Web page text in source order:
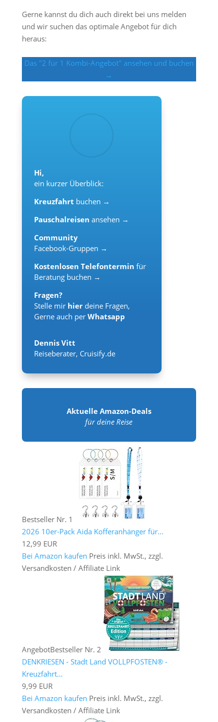
Gerne kannst du dich auch direkt bei uns melden
und wir suchen das optimale Angebot für dich
heraus:
Das "2 für 1 Kombi-Angebot" ansehen und buchen
→
Hi,
ein kurzer Überblick:
Kreuzfahrt buchen →
Pauschalreisen ansehen →
Community
Facebook-Gruppen →
Kostenlosen Telefontermin für
Beratung buchen →
Fragen?
Stelle mir hier deine Fragen,
Gerne auch per Whatsapp
Dennis Vitt
Reiseberater, Cruisify.de
Aktuelle Amazon-Deals
für deine Reise
Bestseller Nr. 1
2026 10er-Pack Aida Kofferanhänger für...
12,99 EUR
Bei Amazon kaufen Preis inkl. MwSt., zzgl.
Versandkosten / Affiliate Link
AngebotBestseller Nr. 2
DENKRIESEN - Stadt Land VOLLPFOSTEN® -
Kreuzfahrt...
9,99 EUR
Bei Amazon kaufen Preis inkl. MwSt., zzgl.
Versandkosten / Affiliate Link